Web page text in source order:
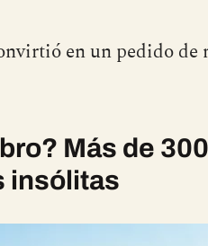
en un pedido
Más de
insólitas